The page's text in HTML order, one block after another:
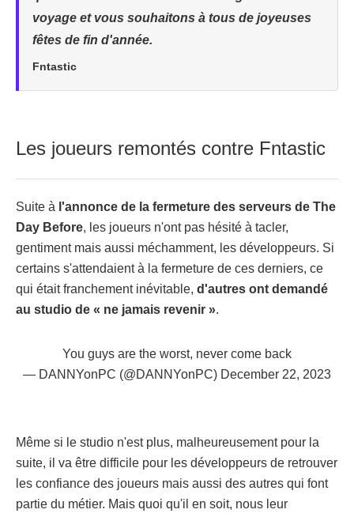
voyage et vous souhaitons à tous de joyeuses
fêtes de fin d'année.
Fntastic
Les joueurs remontés contre Fntastic
Suite à l'annonce de la fermeture des serveurs de The
Day Before, les joueurs n'ont pas hésité à tacler,
gentiment mais aussi méchamment, les développeurs. Si
certains s'attendaient à la fermeture de ces derniers, ce
qui était franchement inévitable, d'autres ont demandé
au studio de « ne jamais revenir ».
You guys are the worst, never come back
— DANNYonPC (@DANNYonPC) December 22, 2023
Même si le studio n'est plus, malheureusement pour la
suite, il va être difficile pour les développeurs de retrouver
les confiance des joueurs mais aussi des autres qui font
partie du métier. Mais quoi qu'il en soit, nous leur